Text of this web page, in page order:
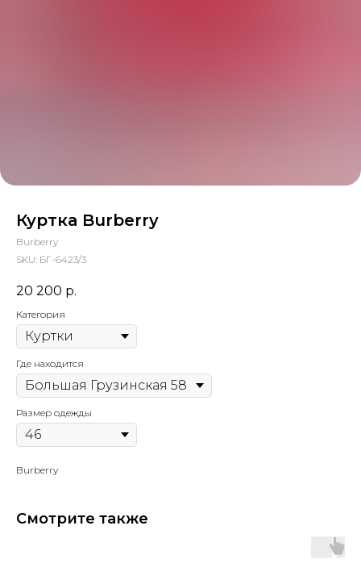
Куртка Burberry
Burberry
SKU: БГ-6423/3
20 200 р.
Категория
Где находится
Размер одежды
Burberry
Смотрите также